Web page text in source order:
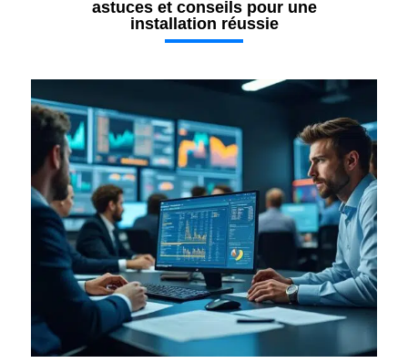
astuces et conseils pour une
installation réussie